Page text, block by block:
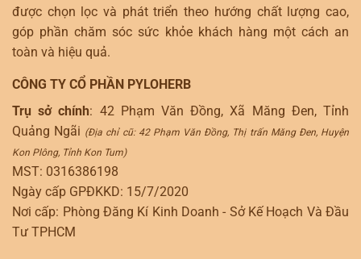
được chọn lọc và phát triển theo hướng chất lượng cao,
góp phần chăm sóc sức khỏe khách hàng một cách an
toàn và hiệu quả.
CÔNG TY CỔ PHẦN PYLOHERB
Trụ sở chính: 42 Phạm Văn Đồng, Xã Măng Đen, Tỉnh
Quảng Ngãi (Địa chỉ cũ: 42 Phạm Văn Đồng, Thị trấn Măng Đen, Huyện
Kon Plông, Tỉnh Kon Tum)
MST: 0316386198
Ngày cấp GPĐKKD: 15/7/2020
Nơi cấp: Phòng Đăng Kí Kinh Doanh - Sở Kế Hoạch Và Đầu
Tư TPHCM